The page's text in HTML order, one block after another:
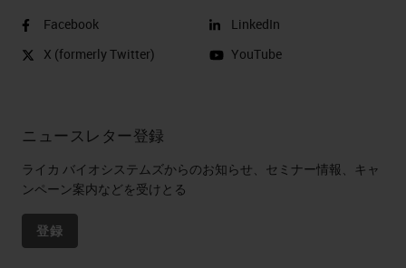
Facebook
X (formerly Twitter)
LinkedIn
YouTube
ニュースレター登録
ライカ バイオシステムズからのお知らせ、セミナー情報、キャ
ンペーン案内などを受けとる
登録